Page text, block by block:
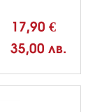
17,90 €
35,00 лв.